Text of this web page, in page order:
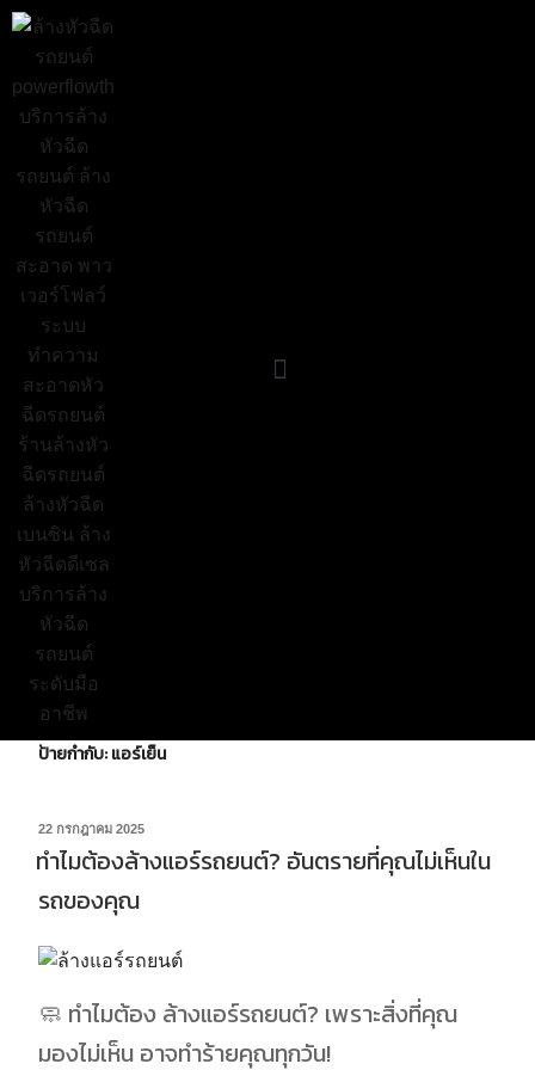
ป้ายกำกับ:แอร์เย็น
22 กรกฎาคม 2025
ทำไมต้องล้างแอร์รถยนต์? อันตรายที่คุณไม่เห็นใน
รถของคุณ
🧼 ทำไมต้อง ล้างแอร์รถยนต์? เพราะสิ่งที่คุณ
มองไม่เห็น อาจทำร้ายคุณทุกวัน!